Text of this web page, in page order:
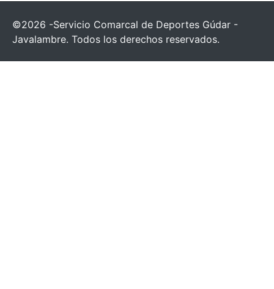
©2026 -Servicio Comarcal de Deportes Gúdar -
Javalambre. Todos los derechos reservados.